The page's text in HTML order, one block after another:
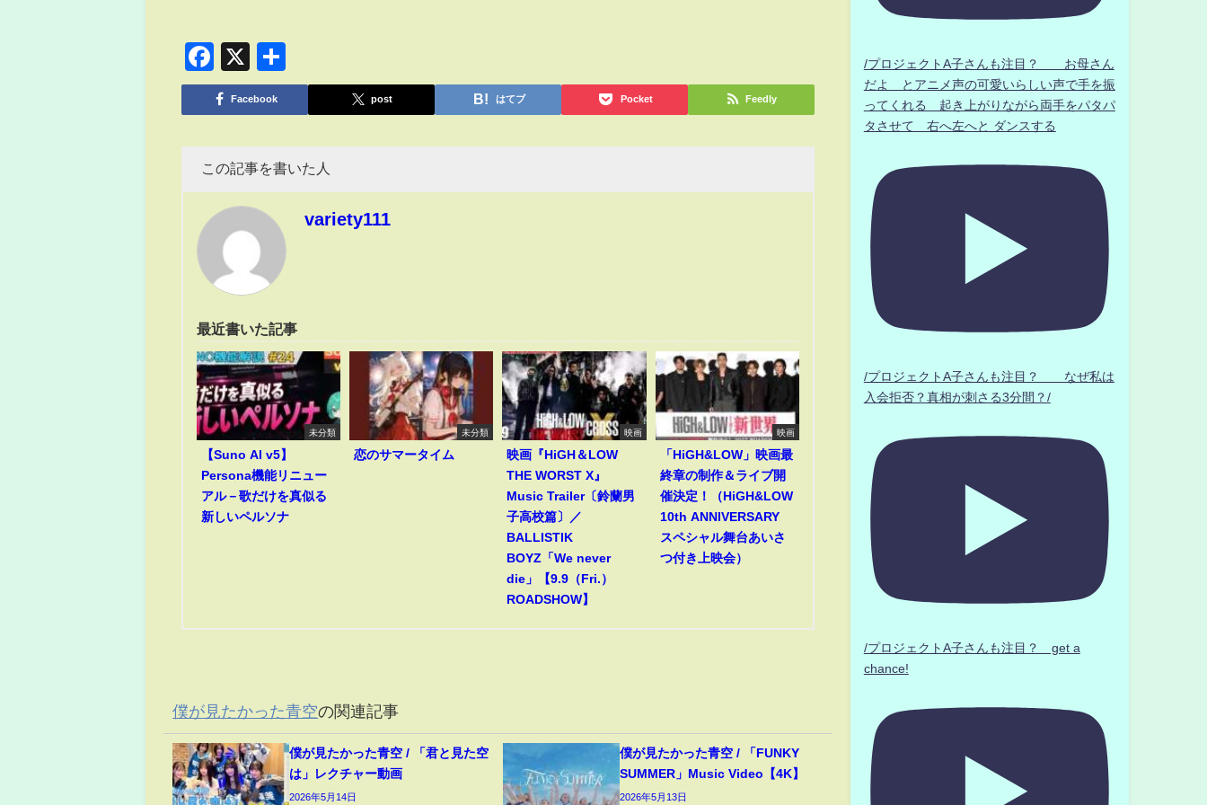
Facebook
X
有
Facebook post はてブ Pocket Feedly
この記事を書いた人
variety111
最近書いた記事
未分類
【Suno AI v5】
Persona機能リニュー
アル－歌だけを真似る
新しいペルソナ
未分類
恋のサマータイム
映画
映画『HiGH＆LOW
THE WORST X』
Music Trailer〔鈴蘭男
子高校篇〕／
BALLISTIK
BOYZ「We never
die」【9.9（Fri.）
ROADSHOW】
映画
「HiGH&LOW」映画最
終章の制作＆ライブ開
催決定！（HiGH&LOW
10th ANNIVERSARY
スペシャル舞台あいさ
つ付き上映会）
僕が見たかった青空の関連記事
僕が見たかった青空 / 「君と見た空
は」レクチャー動画
2026年5月14日
僕が見たかった青空 / 「FUNKY
SUMMER」Music Video【4K】
2026年5月13日
/プロジェクトA子さんも注目？ お母さん
だよ とアニメ声の可愛いらしい声で手を振
ってくれる 起き上がりながら両手をパタパ
タさせて 右へ左へと ダンスする
/プロジェクトA子さんも注目？ なぜ私は
入会拒否？真相が刺さる3分間？/
/プロジェクトA子さんも注目？ get a
chance!